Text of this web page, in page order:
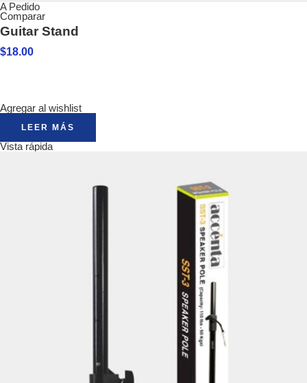
A Pedido
Comparar
Guitar Stand
$18.00
Agregar al wishlist
LEER MÁS
Vista rápida